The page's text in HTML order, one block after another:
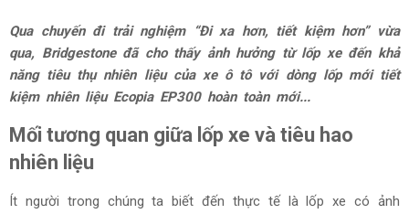
Qua chuyến đi trải nghiệm “Đi xa hơn, tiết kiệm hơn” vừa
qua, Bridgestone đã cho thấy ảnh hưởng từ lốp xe đến khả
năng tiêu thụ nhiên liệu của xe ô tô với dòng lốp mới tiết
kiệm nhiên liệu Ecopia EP300 hoàn toàn mới...
Mối tương quan giữa lốp xe và tiêu hao
nhiên liệu
Ít người trong chúng ta biết đến thực tế là lốp xe có ảnh